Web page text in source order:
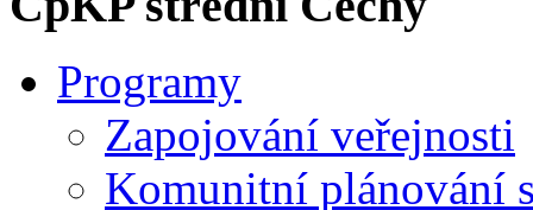
Programy
Zapojování veřejnosti
Komunitní plánování